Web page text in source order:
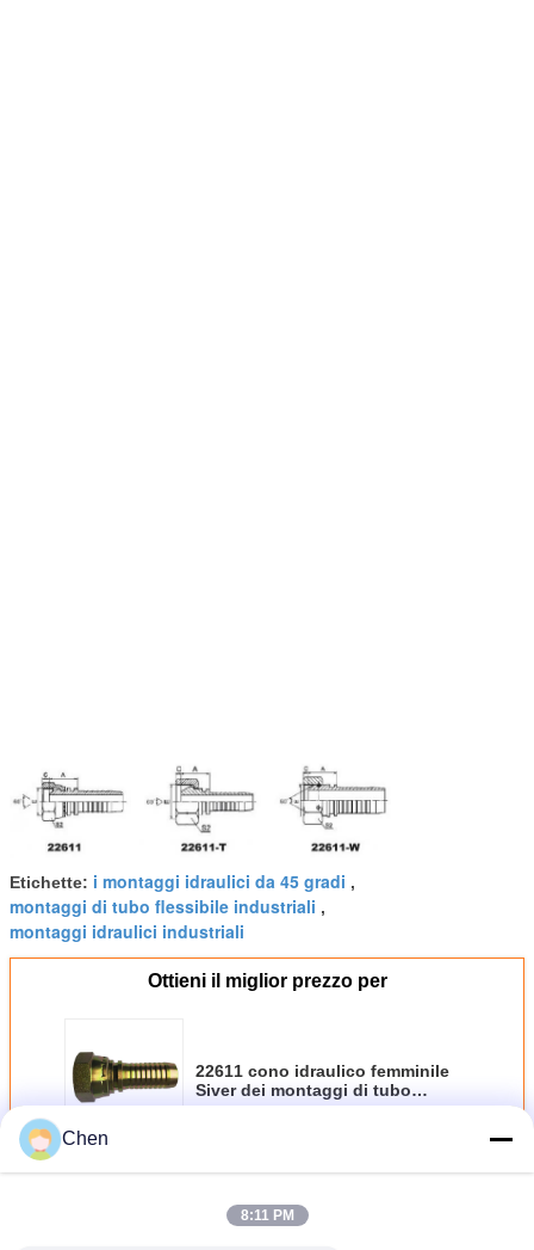
Etichette: i montaggi idraulici da 45 gradi ,
montaggi di tubo flessibile industriali ,
montaggi idraulici industriali
Ottieni il miglior prezzo per
22611 cono idraulico femminile
Siver dei montaggi di tubo
flessibile di Bsp 60° dorato con
Continua
Montaggi di tubo flessibile idraulici
Chen
8:11 PM